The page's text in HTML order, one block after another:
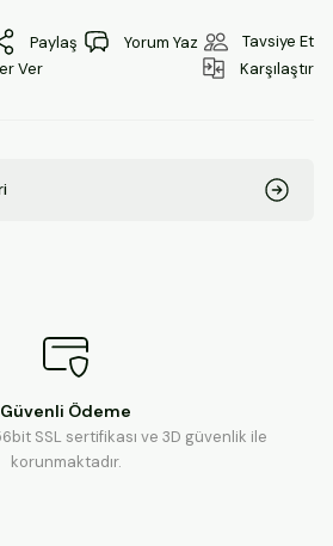
Paylaş Yorum Yaz
Tavsiye Et
Ver
Karşılaştır
Güvenli Ödeme
SSL sertifikası ve 3D güvenlik ile
korunmaktadır.